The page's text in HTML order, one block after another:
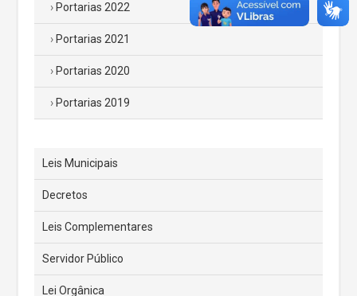
Portarias 2022
Portarias 2021
Portarias 2020
Portarias 2019
Leis Municipais
Decretos
Leis Complementares
Servidor Público
Lei Orgânica